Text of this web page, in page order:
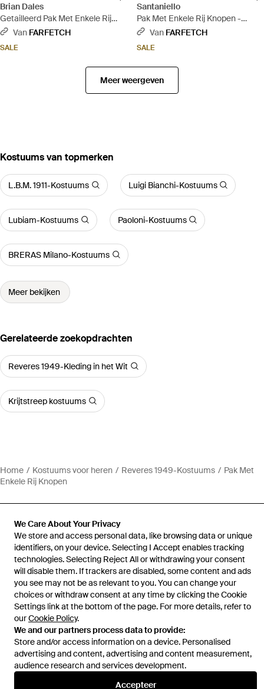
We Care About Your Privacy
We store and access personal data, like browsing data or unique
identifiers, on your device. Selecting I Accept enables tracking
technologies. Selecting Reject All or withdrawing your consent
will disable them. If trackers are disabled, some content and ads
you see may not be as relevant to you. You can change your
choices or withdraw consent at any time by clicking the Cookie
Settings link at the bottom of the page. For more details, refer to
ourCookie Policy.
We and our partners process data to provide:
Store and/or access information on a device. Personalised
advertising and content, advertising and content measurement,
audience research and services development.
Accepteer
Brian Dales
Getailleerd Pak Met Enkele Rij
Knopen - Blauw
Van FARFETCH
SALE
Santaniello
Pak Met Enkele Rij Knopen -
Groen
Van FARFETCH
SALE
Meer weergeven
‪Kostuums‬ van topmerken
L.B.M. 1911-Kostuums Luigi Bianchi-Kostuums
Lubiam-Kostuums Paoloni-Kostuums
BRERAS Milano-Kostuums
Meer bekijken
Gerelateerde zoekopdrachten
Reveres 1949-Kleding in het Wit
Krijtstreep kostuums
Home Kostuums voor heren Reveres 1949-Kostuums
Pak Met
Enkele Rij Knopen
Hulp en informatie